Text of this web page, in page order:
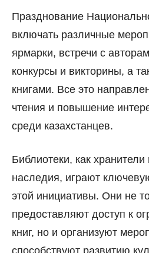
Празднование
включать различные
ярмарки, встречи с
конкурсы и викторины, а
книгами. Все это
чтения и повышение
среди казахстанцев.
Библиотеки, как хранители
наследия, играют
этой инициативы. Они не
предоставляют доступ к
книг, но и организуют
способствуют развитию